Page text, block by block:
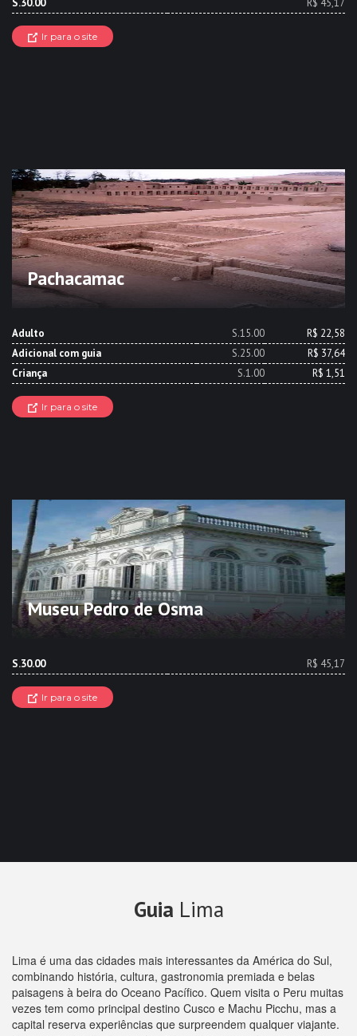
S.30.00 R$ 45,17
Ir para o site
Pachacamac
Adulto S.15.00
R$ 22,58
Adicional com guia
S.25.00
R$ 37,64
Criança
S.1.00 R$ 1,51
Ir para o site
Museu Pedro de Osma
S.30.00 R$ 45,17
Ir para o site
Guia Lima
Lima é uma das cidades mais interessantes da América do Sul,
combinando história, cultura, gastronomia premiada e belas
paisagens à beira do Oceano Pacífico. Quem visita o Peru muitas
vezes tem como principal destino Cusco e Machu Picchu, mas a
capital reserva experiências que surpreendem qualquer viajante.